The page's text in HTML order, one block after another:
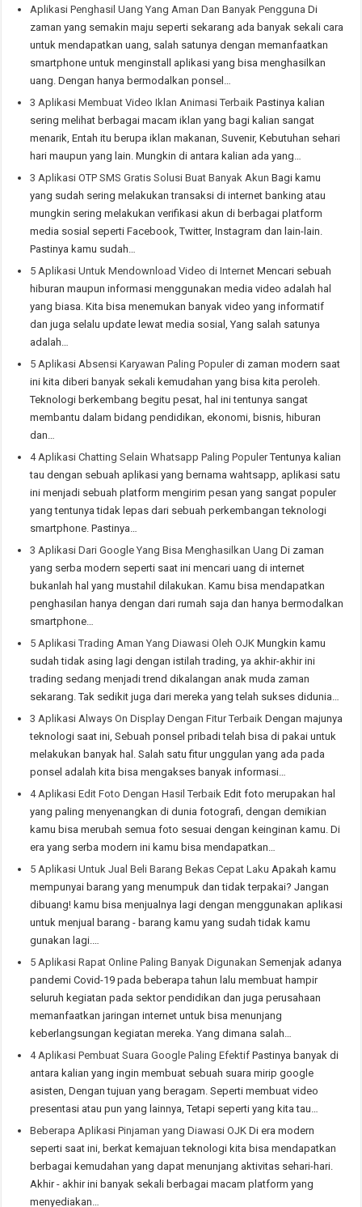
Aplikasi Penghasil Uang Yang Aman Dan Banyak Pengguna Di
zaman yang semakin maju seperti sekarang ada banyak sekali cara
untuk mendapatkan uang, salah satunya dengan memanfaatkan
smartphone untuk menginstall aplikasi yang bisa menghasilkan
uang. Dengan hanya bermodalkan ponsel…
3 Aplikasi Membuat Video Iklan Animasi Terbaik Pastinya kalian
sering melihat berbagai macam iklan yang bagi kalian sangat
menarik, Entah itu berupa iklan makanan, Suvenir, Kebutuhan sehari
hari maupun yang lain. Mungkin di antara kalian ada yang…
3 Aplikasi OTP SMS Gratis Solusi Buat Banyak Akun Bagi kamu
yang sudah sering melakukan transaksi di internet banking atau
mungkin sering melakukan verifikasi akun di berbagai platform
media sosial seperti Facebook, Twitter, Instagram dan lain-lain.
Pastinya kamu sudah…
5 Aplikasi Untuk Mendownload Video di Internet Mencari sebuah
hiburan maupun informasi menggunakan media video adalah hal
yang biasa. Kita bisa menemukan banyak video yang informatif
dan juga selalu update lewat media sosial, Yang salah satunya
adalah…
5 Aplikasi Absensi Karyawan Paling Populerdi zaman modern saat
ini kita diberi banyak sekali kemudahan yang bisa kita peroleh.
Teknologi berkembang begitu pesat, hal ini tentunya sangat
membantu dalam bidang pendidikan, ekonomi, bisnis, hiburan
dan…
4 Aplikasi Chatting Selain Whatsapp Paling PopulerTentunya kalian
tau dengan sebuah aplikasi yang bernama wahtsapp, aplikasi satu
ini menjadi sebuah platform mengirim pesan yang sangat populer
yang tentunya tidak lepas dari sebuah perkembangan teknologi
smartphone. Pastinya…
3 Aplikasi Dari Google Yang Bisa Menghasilkan Uang Di zaman
yang serba modern seperti saat ini mencari uang di internet
bukanlah hal yang mustahil dilakukan. Kamu bisa mendapatkan
penghasilan hanya dengan dari rumah saja dan hanya bermodalkan
smartphone…
5 Aplikasi Trading Aman Yang Diawasi Oleh OJK Mungkin kamu
sudah tidak asing lagi dengan istilah trading, ya akhir-akhir ini
trading sedang menjadi trend dikalangan anak muda zaman
sekarang. Tak sedikit juga dari mereka yang telah sukses didunia…
3 Aplikasi Always On Display Dengan Fitur Terbaik Dengan majunya
teknologi saat ini, Sebuah ponsel pribadi telah bisa di pakai untuk
melakukan banyak hal. Salah satu fitur unggulan yang ada pada
ponsel adalah kita bisa mengakses banyak informasi…
4 Aplikasi Edit Foto Dengan Hasil Terbaik Edit foto merupakan hal
yang paling menyenangkan di dunia fotografi, dengan demikian
kamu bisa merubah semua foto sesuai dengan keinginan kamu. Di
era yang serba modern ini kamu bisa mendapatkan…
5 Aplikasi Untuk Jual Beli Barang Bekas Cepat Laku Apakah kamu
mempunyai barang yang menumpuk dan tidak terpakai? Jangan
dibuang! kamu bisa menjualnya lagi dengan menggunakan aplikasi
untuk menjual barang - barang kamu yang sudah tidak kamu
gunakan lagi.…
5 Aplikasi Rapat Online Paling Banyak Digunakan Semenjak adanya
pandemi Covid-19 pada beberapa tahun lalu membuat hampir
seluruh kegiatan pada sektor pendidikan dan juga perusahaan
memanfaatkan jaringan internet untuk bisa menunjang
keberlangsungan kegiatan mereka. Yang dimana salah…
4 Aplikasi Pembuat Suara Google Paling Efektif Pastinya banyak di
antara kalian yang ingin membuat sebuah suara mirip google
asisten, Dengan tujuan yang beragam. Seperti membuat video
presentasi atau pun yang lainnya, Tetapi seperti yang kita tau…
Beberapa Aplikasi Pinjaman yang Diawasi OJK Di era modern
seperti saat ini, berkat kemajuan teknologi kita bisa mendapatkan
berbagai kemudahan yang dapat menunjang aktivitas sehari-hari.
Akhir - akhir ini banyak sekali berbagai macam platform yang
menyediakan…